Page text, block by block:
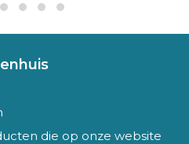
die op onze website